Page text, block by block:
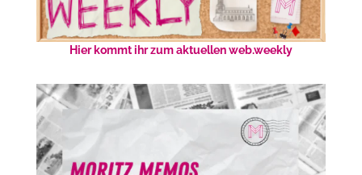
Hier kommt ihr zum aktuellen web.weekly